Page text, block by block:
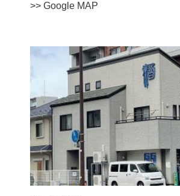
>> Google MAP